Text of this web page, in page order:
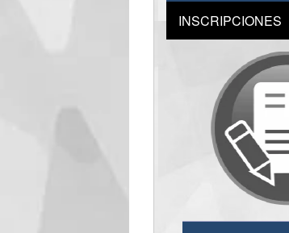
INSCRIPCIONES